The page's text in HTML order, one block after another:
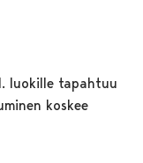
luokille tapahtuu
koskee